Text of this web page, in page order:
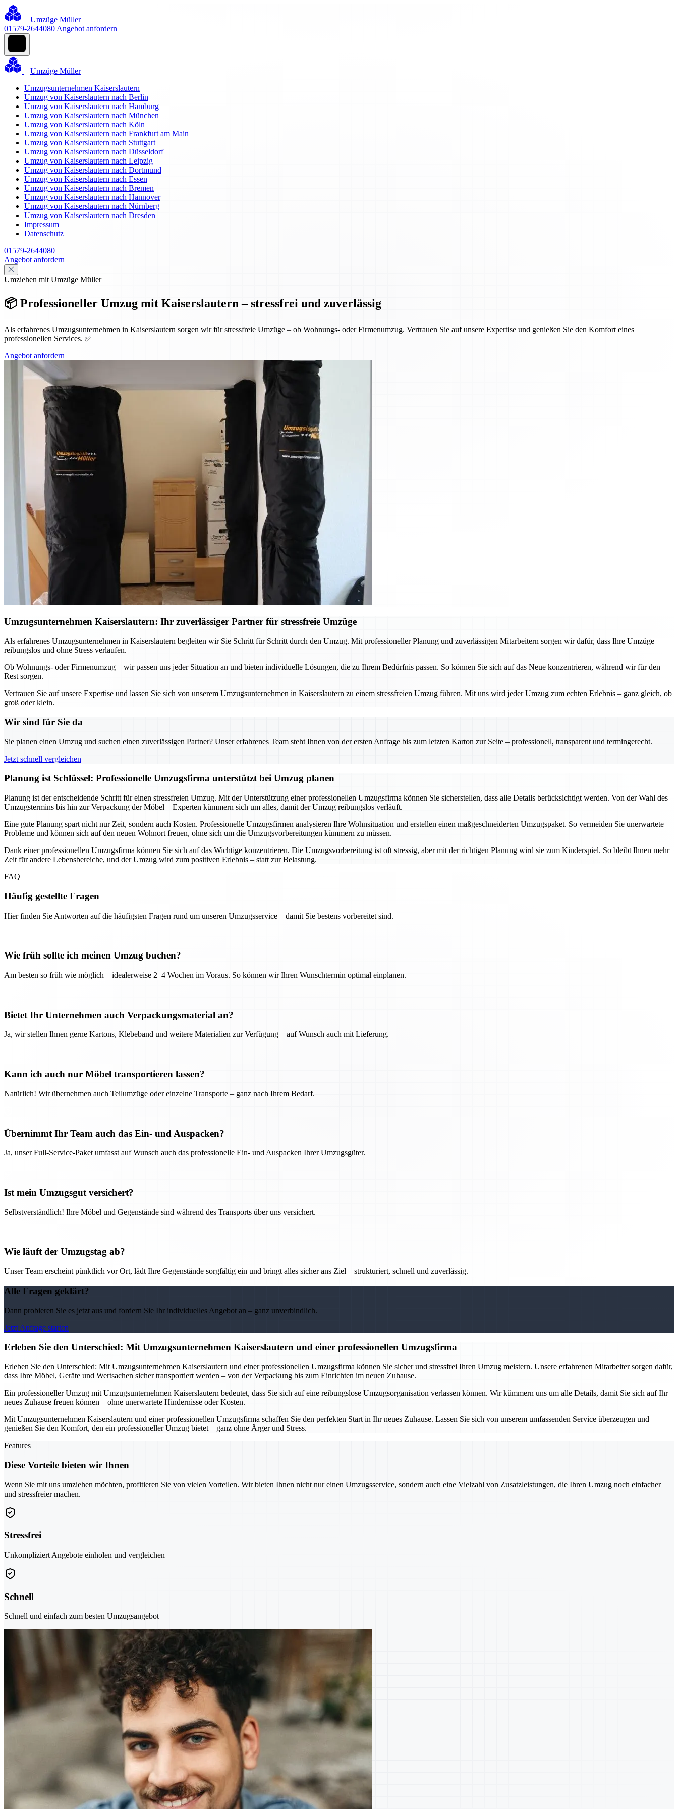
Umzüge Müller
01579-2644080 Angebot anfordern
Umzüge Müller
Umzugsunternehmen Kaiserslautern
Umzug von Kaiserslautern nach Berlin
Umzug von Kaiserslautern nach Hamburg
Umzug von Kaiserslautern nach München
Umzug von Kaiserslautern nach Köln
Umzug von Kaiserslautern nach Frankfurt am Main
Umzug von Kaiserslautern nach Stuttgart
Umzug von Kaiserslautern nach Düsseldorf
Umzug von Kaiserslautern nach Leipzig
Umzug von Kaiserslautern nach Dortmund
Umzug von Kaiserslautern nach Essen
Umzug von Kaiserslautern nach Bremen
Umzug von Kaiserslautern nach Hannover
Umzug von Kaiserslautern nach Nürnberg
Umzug von Kaiserslautern nach Dresden
Impressum
Datenschutz
01579-2644080
Angebot anfordern
Umziehen mit Umzüge Müller
📦 Professioneller Umzug mit Kaiserslautern – stressfrei und zuverlässig
Als erfahrenes Umzugsunternehmen in Kaiserslautern sorgen wir für stressfreie Umzüge – ob Wohnungs- oder Firmenumzug. Vertrauen Sie auf unsere Expertise und genießen Sie den Komfort eines
professionellen Services. ✅
Angebot anfordern
Umzugsunternehmen Kaiserslautern: Ihr zuverlässiger Partner für stressfreie Umzüge
Als erfahrenes Umzugsunternehmen in Kaiserslautern begleiten wir Sie Schritt für Schritt durch den Umzug. Mit professioneller Planung und zuverlässigen Mitarbeitern sorgen wir dafür, dass Ihre Umzüge
reibungslos und ohne Stress verlaufen.
Ob Wohnungs- oder Firmenumzug – wir passen uns jeder Situation an und bieten individuelle Lösungen, die zu Ihrem Bedürfnis passen. So können Sie sich auf das Neue konzentrieren, während wir für den
Rest sorgen.
Vertrauen Sie auf unsere Expertise und lassen Sie sich von unserem Umzugsunternehmen in Kaiserslautern zu einem stressfreien Umzug führen. Mit uns wird jeder Umzug zum echten Erlebnis – ganz gleich, ob
groß oder klein.
Wir sind für Sie da
Sie planen einen Umzug und suchen einen zuverlässigen Partner? Unser erfahrenes Team steht Ihnen von der ersten Anfrage bis zum letzten Karton zur Seite – professionell, transparent und termingerecht.
Jetzt schnell vergleichen
Planung ist Schlüssel: Professionelle Umzugsfirma unterstützt bei Umzug planen
Planung ist der entscheidende Schritt für einen stressfreien Umzug. Mit der Unterstützung einer professionellen Umzugsfirma können Sie sicherstellen, dass alle Details berücksichtigt werden. Von der Wahl des
Umzugstermins bis hin zur Verpackung der Möbel – Experten kümmern sich um alles, damit der Umzug reibungslos verläuft.
Eine gute Planung spart nicht nur Zeit, sondern auch Kosten. Professionelle Umzugsfirmen analysieren Ihre Wohnsituation und erstellen einen maßgeschneiderten Umzugspaket. So vermeiden Sie unerwartete
Probleme und können sich auf den neuen Wohnort freuen, ohne sich um die Umzugsvorbereitungen kümmern zu müssen.
Dank einer professionellen Umzugsfirma können Sie sich auf das Wichtige konzentrieren. Die Umzugsvorbereitung ist oft stressig, aber mit der richtigen Planung wird sie zum Kinderspiel. So bleibt Ihnen mehr
Zeit für andere Lebensbereiche, und der Umzug wird zum positiven Erlebnis – statt zur Belastung.
FAQ
Häufig gestellte Fragen
Hier finden Sie Antworten auf die häufigsten Fragen rund um unseren Umzugsservice – damit Sie bestens vorbereitet sind.
Wie früh sollte ich meinen Umzug buchen?
Am besten so früh wie möglich – idealerweise 2–4 Wochen im Voraus. So können wir Ihren Wunschtermin optimal einplanen.
Bietet Ihr Unternehmen auch Verpackungsmaterial an?
Ja, wir stellen Ihnen gerne Kartons, Klebeband und weitere Materialien zur Verfügung – auf Wunsch auch mit Lieferung.
Kann ich auch nur Möbel transportieren lassen?
Natürlich! Wir übernehmen auch Teilumzüge oder einzelne Transporte – ganz nach Ihrem Bedarf.
Übernimmt Ihr Team auch das Ein- und Auspacken?
Ja, unser Full-Service-Paket umfasst auf Wunsch auch das professionelle Ein- und Auspacken Ihrer Umzugsgüter.
Ist mein Umzugsgut versichert?
Selbstverständlich! Ihre Möbel und Gegenstände sind während des Transports über uns versichert.
Wie läuft der Umzugstag ab?
Unser Team erscheint pünktlich vor Ort, lädt Ihre Gegenstände sorgfältig ein und bringt alles sicher ans Ziel – strukturiert, schnell und zuverlässig.
Alle Fragen geklärt?
Dann probieren Sie es jetzt aus und fordern Sie Ihr individuelles Angebot an – ganz unverbindlich.
Jetzt Anfrage starten
Erleben Sie den Unterschied: Mit Umzugsunternehmen Kaiserslautern und einer professionellen Umzugsfirma
Erleben Sie den Unterschied: Mit Umzugsunternehmen Kaiserslautern und einer professionellen Umzugsfirma können Sie sicher und stressfrei Ihren Umzug meistern. Unsere erfahrenen Mitarbeiter sorgen dafür,
dass Ihre Möbel, Geräte und Wertsachen sicher transportiert werden – von der Verpackung bis zum Einrichten im neuen Zuhause.
Ein professioneller Umzug mit Umzugsunternehmen Kaiserslautern bedeutet, dass Sie sich auf eine reibungslose Umzugsorganisation verlassen können. Wir kümmern uns um alle Details, damit Sie sich auf Ihr
neues Zuhause freuen können – ohne unerwartete Hindernisse oder Kosten.
Mit Umzugsunternehmen Kaiserslautern und einer professionellen Umzugsfirma schaffen Sie den perfekten Start in Ihr neues Zuhause. Lassen Sie sich von unserem umfassenden Service überzeugen und
genießen Sie den Komfort, den ein professioneller Umzug bietet – ganz ohne Ärger und Stress.
Features
Diese Vorteile bieten wir Ihnen
Wenn Sie mit uns umziehen möchten, profitieren Sie von vielen Vorteilen. Wir bieten Ihnen nicht nur einen Umzugsservice, sondern auch eine Vielzahl von Zusatzleistungen, die Ihren Umzug noch einfacher
und stressfreier machen.
Stressfrei
Unkompliziert Angebote einholen und vergleichen
Schnell
Schnell und einfach zum besten Umzugsangebot